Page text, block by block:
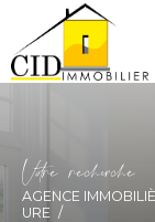
Vore recece
AGENCE
URE